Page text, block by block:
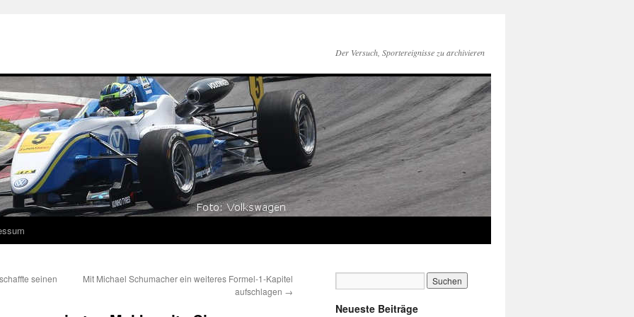
Der Versuch, Sportereignisse zu archivieren
seinen
Mit Michael Schumacher ein weiteres Formel-1-Kapitel
aufschlagen →
Neueste Beiträge